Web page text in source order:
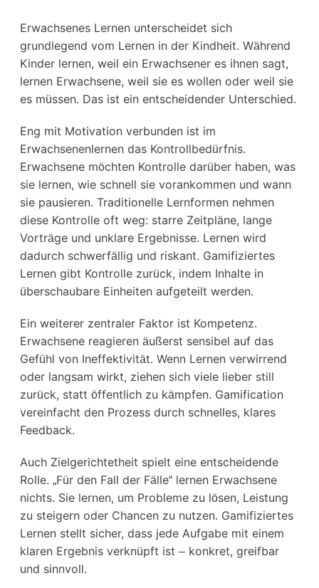
Erwachsenes Lernen unterscheidet sich
grundlegend vom Lernen in der Kindheit. Während
Kinder lernen, weil ein Erwachsener es ihnen sagt,
lernen Erwachsene, weil sie es wollen oder weil sie
es müssen. Das ist ein entscheidender Unterschied.
Eng mit Motivation verbunden ist im
Erwachsenenlernen das Kontrollbedürfnis.
Erwachsene möchten Kontrolle darüber haben, was
sie lernen, wie schnell sie vorankommen und wann
sie pausieren. Traditionelle Lernformen nehmen
diese Kontrolle oft weg: starre Zeitpläne, lange
Vorträge und unklare Ergebnisse. Lernen wird
dadurch schwerfällig und riskant. Gamifiziertes
Lernen gibt Kontrolle zurück, indem Inhalte in
überschaubare Einheiten aufgeteilt werden.
Ein weiterer zentraler Faktor ist Kompetenz.
Erwachsene reagieren äußerst sensibel auf das
Gefühl von Ineffektivität. Wenn Lernen verwirrend
oder langsam wirkt, ziehen sich viele lieber still
zurück, statt öffentlich zu kämpfen. Gamification
vereinfacht den Prozess durch schnelles, klares
Feedback.
Auch Zielgerichtetheit spielt eine entscheidende
Rolle. „Für den Fall der Fälle“ lernen Erwachsene
nichts. Sie lernen, um Probleme zu lösen, Leistung
zu steigern oder Chancen zu nutzen. Gamifiziertes
Lernen stellt sicher, dass jede Aufgabe mit einem
klaren Ergebnis verknüpft ist – konkret, greifbar
und sinnvoll.